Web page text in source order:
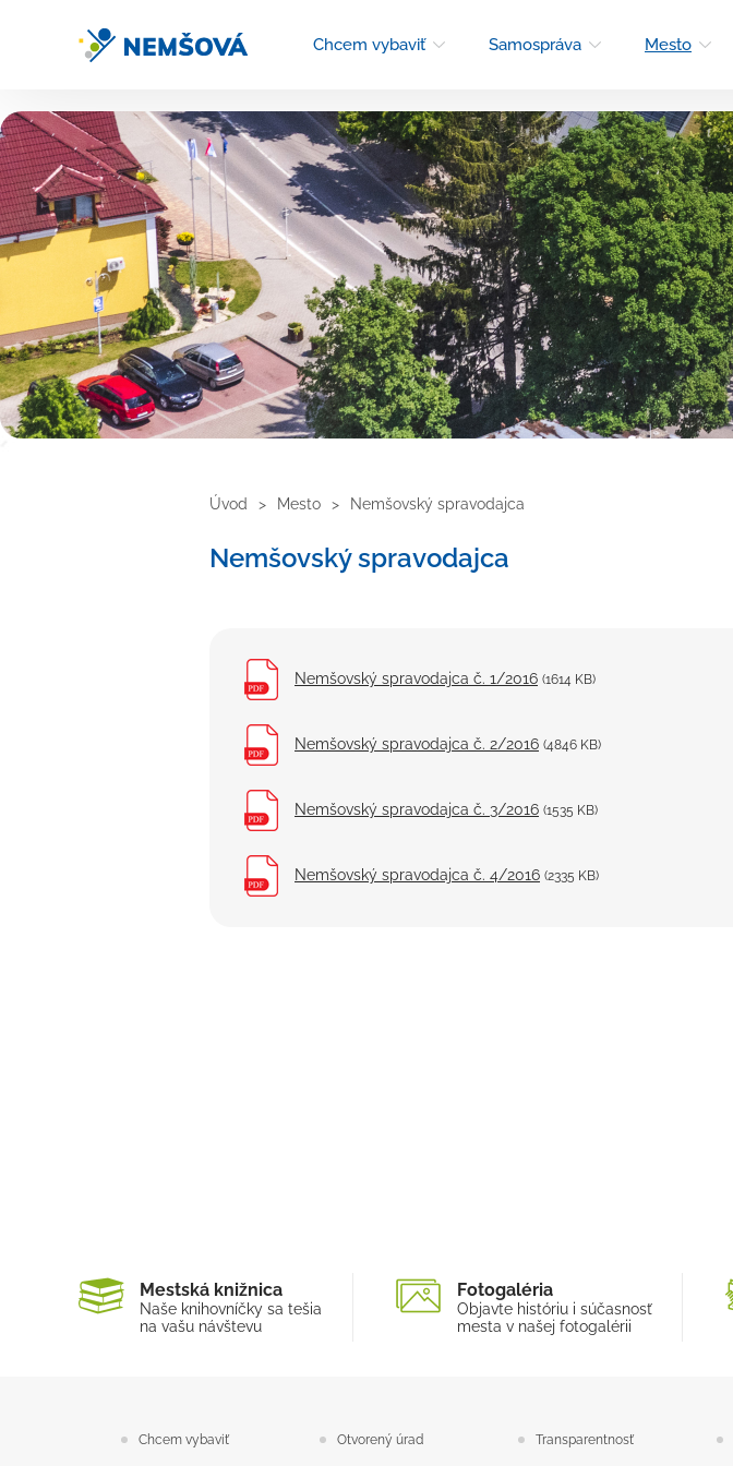
Chcem vybaviť Samospráva Mesto
Úvod Mesto Nemšovský spravodajca
Nemšovský spravodajca
Nemšovský spravodajca č. 1/2016 (1614 KB)
Nemšovský spravodajca č. 2/2016 (4846 KB)
Nemšovský spravodajca č. 3/2016 (1535 KB)
Nemšovský spravodajca č. 4/2016 (2335 KB)
Mestská knižnica
Naše knihovníčky sa tešia
na vašu návštevu
Fotogaléria
Objavte históriu i súčasnosť
mesta v našej fotogalérii
Chcem vybaviť Otvorený úrad Transparentnosť